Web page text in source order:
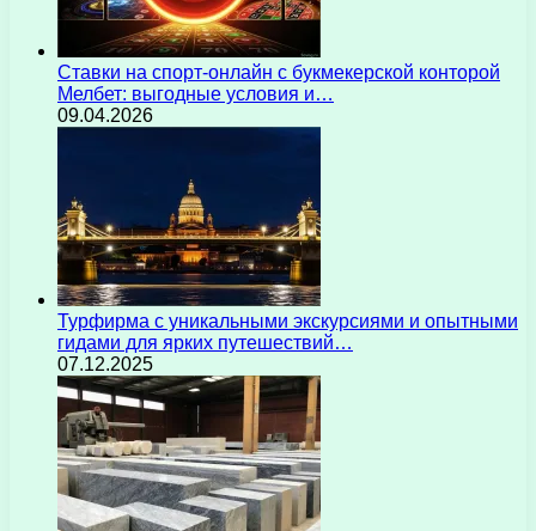
Ставки на спорт-онлайн с букмекерской конторой
Мелбет: выгодные условия и…
09.04.2026
Турфирма с уникальными экскурсиями и опытными
гидами для ярких путешествий…
07.12.2025